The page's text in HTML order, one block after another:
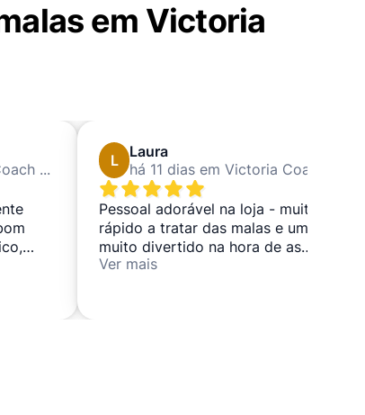
em Victoria
há 7 dias em Victoria Coach Station
L
Laura
Pessoal adorável na loja - muito
rápido a tratar das malas e um tipo
muito divertido na hora de as
recolher! Muito prático se estiver a
Ver mais